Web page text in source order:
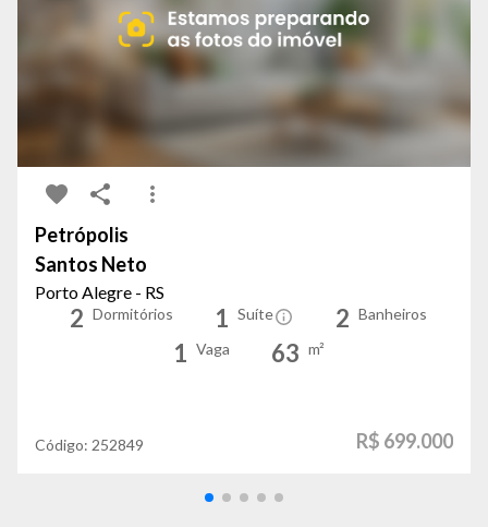
Petrópolis
Santos Neto
Porto Alegre - RS
2 Dormitórios 1 Suíte 2 Banheiros
1 Vaga 63 m²
Código: 252849 R$ 699.000